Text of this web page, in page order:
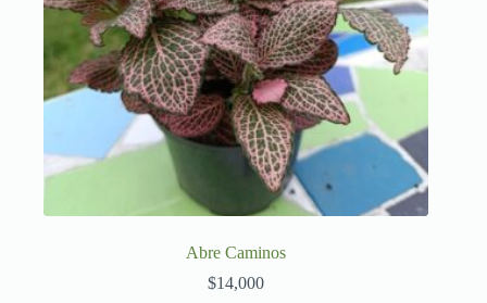
Abre Caminos
$14,000